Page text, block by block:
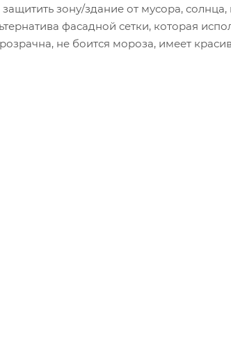
зону/здание от мусора, солнца,
фасадной сетки, которая
не боится мороза, имеет